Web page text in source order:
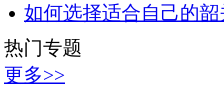
如何选择适合自己的
热门专题
更多>>